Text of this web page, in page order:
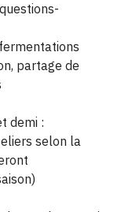
partage de
demi :
selon la